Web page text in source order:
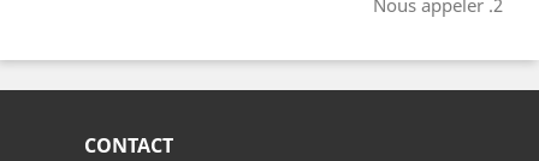
CONTACT